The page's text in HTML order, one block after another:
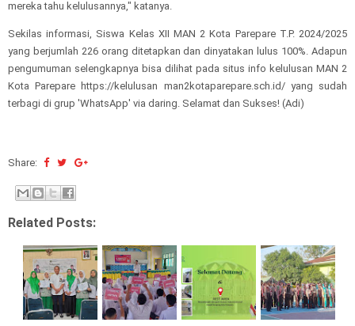
mereka tahu kelulusannya," katanya.
Sekilas informasi, Siswa Kelas XII MAN 2 Kota Parepare T.P. 2024/2025
yang berjumlah 226 orang ditetapkan dan dinyatakan lulus 100%. Adapun
pengumuman selengkapnya bisa dilihat pada situs info kelulusan MAN 2
Kota Parepare https://kelulusan man2kotaparepare.sch.id/ yang sudah
terbagi di grup 'WhatsApp' via daring. Selamat dan Sukses! (Adi)
Share:
Related Posts: